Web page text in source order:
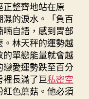
整齊地站在原
的淚水。「負百
喃自語，感到胃部
林天秤的運勢越
單戀能量就會越
愛運勢跌至百分
裡長滿了巨私密空
色蘑菇。他必須